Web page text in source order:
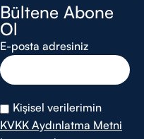
Bültene Abone
Ol
E-posta adresiniz
Kişisel verilerimin
KVKK Aydınlatma Metni